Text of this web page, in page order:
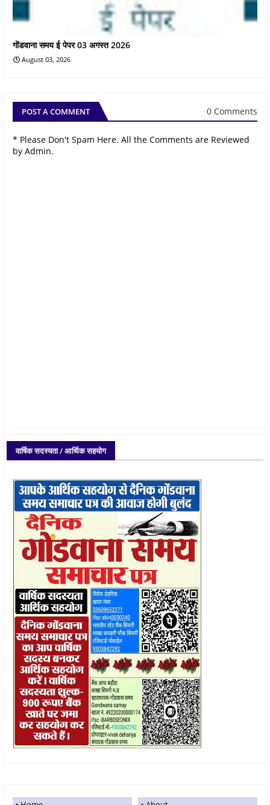
गोंडवाना समय ई पेपर 03 अगस्त 2026
August 03, 2026
POST A COMMENT 0 Comments
* Please Don't Spam Here. All the Comments are Reviewed
by Admin.
वार्षिक सदस्यता / आर्थिक सहयोग